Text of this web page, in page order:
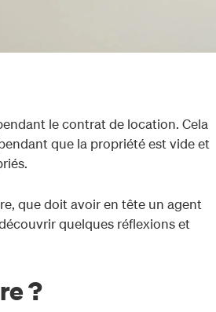
le contrat de location. Cela
que la propriété est vide et
que doit avoir en tête un agent
quelques réflexions et
?